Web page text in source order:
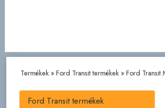
Ford Transit termékek
Termékek» Ford Transit termékek» Ford